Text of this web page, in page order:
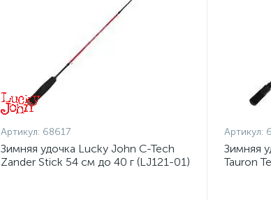
Артикул: 68617
Зимняя удочка Lucky John C-Tech
Zander Stick 54 см до 40 г (LJ121-01)
Артикул:
Зимняя
Tauron